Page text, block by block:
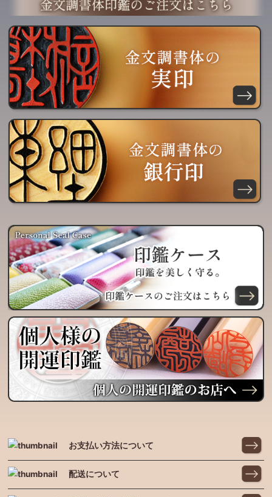
お支払い方法について
配送について